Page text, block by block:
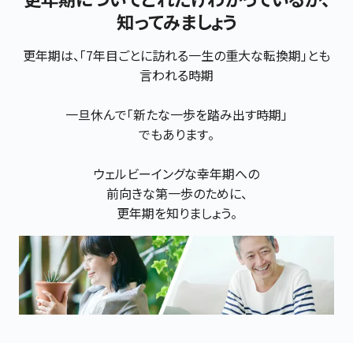
知ってみましょう
更年期は、「7年目ごとに訪れる一生の重大な転換期」とも
言われる時期
一旦休んで「新たな一歩を踏み出す時期」
でもあります。
ウェルビーイングな幸年期への
前向きな第一歩のために、
更年期を知りましょう。